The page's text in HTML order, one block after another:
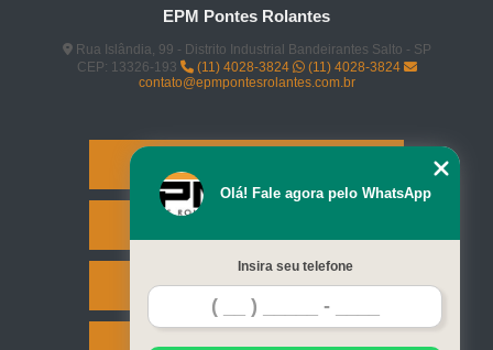
EPM Pontes Rolantes
Rua Islândia, 99 - Distrito Industrial Bandeirantes Salto - SP
CEP: 13326-193
(11) 4028-3824
(11) 4028-3824
contato@epmpontesrolantes.com.br
Contato
Mapa do site
Olá! Fale agora pelo WhatsApp
Insira seu telefone